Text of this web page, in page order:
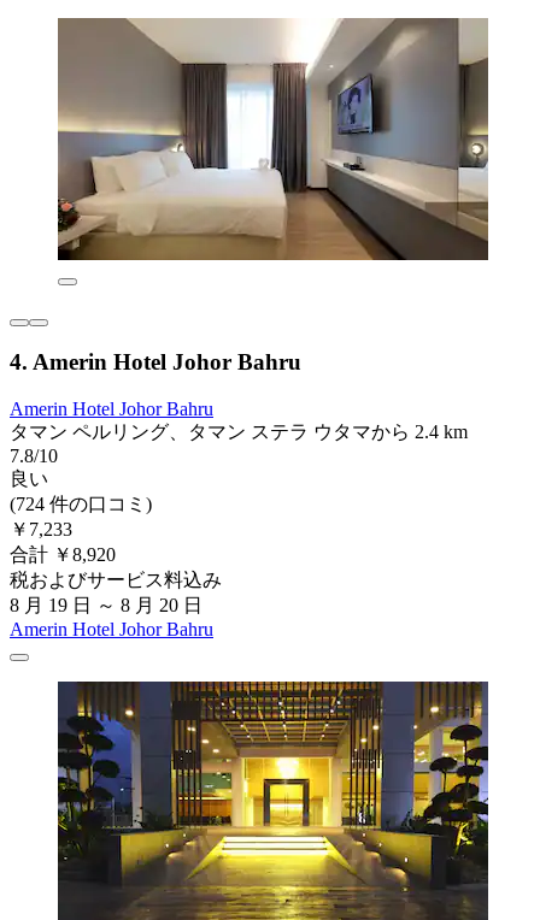
4. Amerin Hotel Johor Bahru
Amerin Hotel Johor Bahru
タマン ペルリング、タマン ステラ ウタマから 2.4 km
7.8/10
良い
(724 件の口コミ)
￥7,233
合計 ￥8,920
税およびサービス料込み
8 月 19 日 ～ 8 月 20 日
Amerin Hotel Johor Bahru